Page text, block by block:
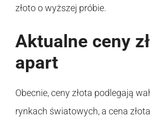
złoto o wyższej próbie.
Aktualne ceny
apart
Obecnie, ceny złota podlegają
rynkach światowych, a cena